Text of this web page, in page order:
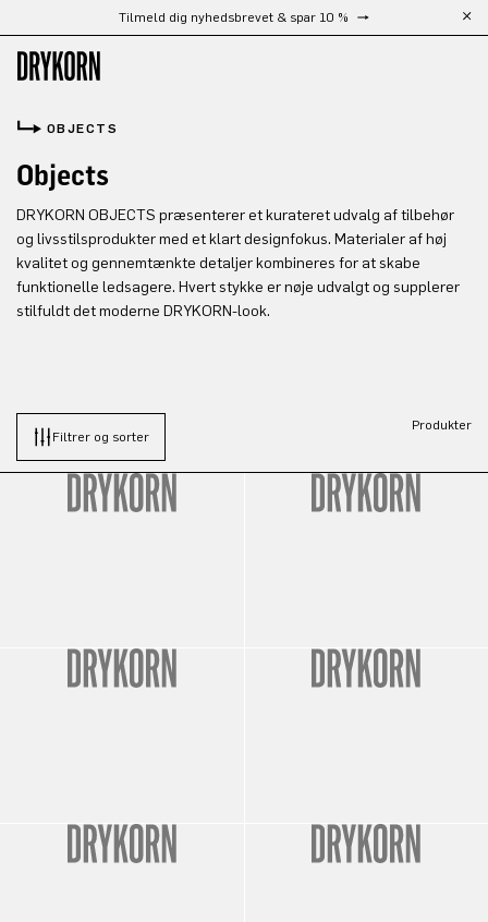
Gå til hovedindholdTilmeld dig nyhedsbrevet & spar 10 %
OBJECTS
Objects
DRYKORN OBJECTS præsenterer et kurateret udvalg af tilbehør
og livsstilsprodukter med et klart designfokus. Materialer af høj
kvalitet og gennemtænkte detaljer kombineres for at skabe
funktionelle ledsagere. Hvert stykke er nøje udvalgt og supplerer
stilfuldt det moderne DRYKORN-look.
Filtrer og sorter
Produkter